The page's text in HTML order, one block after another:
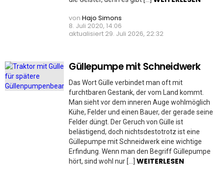
von Hajo Simons
8. Juli 2020, 14:06
aktualisiert 29. Juli 2026, 22:32
Güllepumpe mit Schneidwerk
Das Wort Gülle verbindet man oft mit
furchtbaren Gestank, der vom Land kommt.
Man sieht vor dem inneren Auge wohlmöglich
Kühe, Felder und einen Bauer, der gerade seine
Felder düngt. Der Geruch von Gülle ist
belästigend, doch nichtsdestotrotz ist eine
Güllepumpe mit Schneidwerk eine wichtige
Erfindung. Wenn man den Begriff Güllepumpe
hört, sind wohl nur […] WEITERLESEN